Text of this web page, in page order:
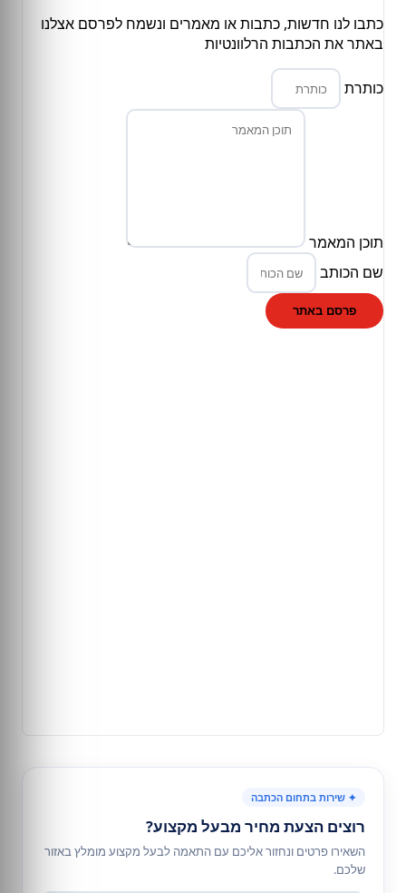
כתבו לנו חדשות, כתבות או מאמרים ונשמח לפרסם אצלנו
באתר את הכתבות הרלוונטיות
כותרת
תוכן המאמר
שם הכותב
פרסם באתר
✦ שירות בתחום הכתבה
רוצים הצעת מחיר מבעל מקצוע?
השאירו פרטים ונחזור אליכם עם התאמה לבעל מקצוע מומלץ באזור
שלכם.